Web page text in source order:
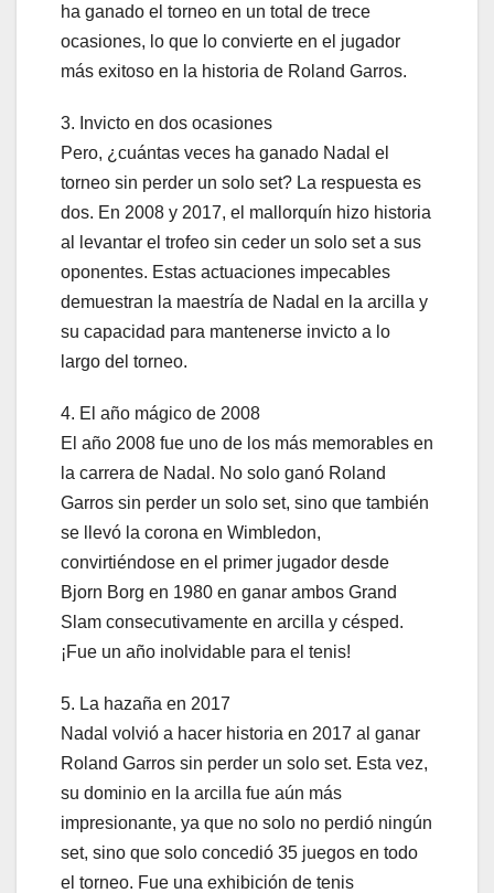
ha ganado el torneo en un total de trece
ocasiones, lo que lo convierte en el jugador
más exitoso en la historia de Roland Garros.
3. Invicto en dos ocasiones
Pero, ¿cuántas veces ha ganado Nadal el
torneo sin perder un solo set? La respuesta es
dos. En 2008 y 2017, el mallorquín hizo historia
al levantar el trofeo sin ceder un solo set a sus
oponentes. Estas actuaciones impecables
demuestran la maestría de Nadal en la arcilla y
su capacidad para mantenerse invicto a lo
largo del torneo.
4. El año mágico de 2008
El año 2008 fue uno de los más memorables en
la carrera de Nadal. No solo ganó Roland
Garros sin perder un solo set, sino que también
se llevó la corona en Wimbledon,
convirtiéndose en el primer jugador desde
Bjorn Borg en 1980 en ganar ambos Grand
Slam consecutivamente en arcilla y césped.
¡Fue un año inolvidable para el tenis!
5. La hazaña en 2017
Nadal volvió a hacer historia en 2017 al ganar
Roland Garros sin perder un solo set. Esta vez,
su dominio en la arcilla fue aún más
impresionante, ya que no solo no perdió ningún
set, sino que solo concedió 35 juegos en todo
el torneo. Fue una exhibición de tenis